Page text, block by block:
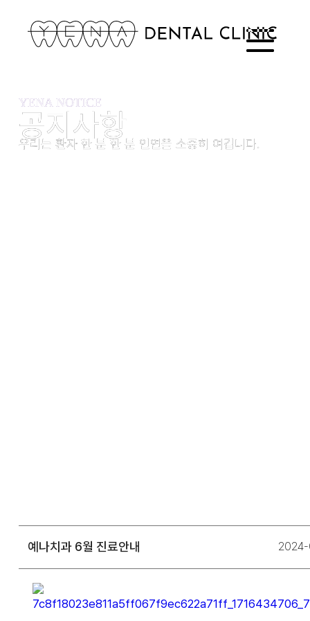
YENA NOTICE
공지사항
우리는 환자 한 분 한 분 인연을 소중히 여깁니다.
YENA NOTICE
공지사항
우리는 환자 한 분 한 분 인연을 소중히 여깁니다.
예나치과 6월 진료안내